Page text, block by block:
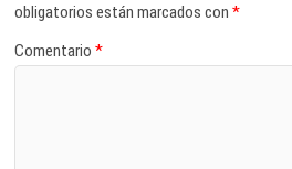
obligatorios están marcados con*
Comentario*